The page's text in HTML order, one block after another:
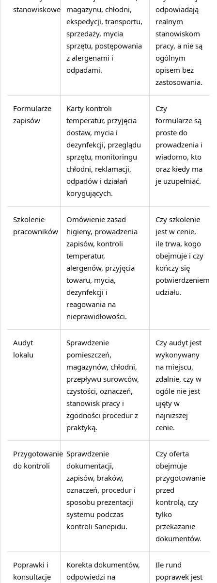
stanowiskowe
magazynu, chłodni,
ekspedycji, transportu,
sprzedaży, mycia
sprzętu, postępowania
z alergenami i
odpadami.
odpowiadają
realnym
stanowiskom
pracy, a nie są
ogólnym
opisem bez
zastosowania.
Formularze
zapisów
Karty kontroli
temperatur, przyjęcia
dostaw, mycia i
dezynfekcji, przeglądu
sprzętu, monitoringu
chłodni, reklamacji,
odpadów i działań
korygujących.
Czy
formularze są
proste do
prowadzenia i
wiadomo, kto
oraz kiedy ma
je uzupełniać.
Szkolenie
pracowników
Omówienie zasad
higieny, prowadzenia
zapisów, kontroli
temperatur,
alergenów, przyjęcia
towaru, mycia,
dezynfekcji i
reagowania na
nieprawidłowości.
Czy szkolenie
jest w cenie,
ile trwa, kogo
obejmuje i czy
kończy się
potwierdzeniem
udziału.
Audyt
lokalu
Sprawdzenie
pomieszczeń,
magazynów, chłodni,
przepływu surowców,
czystości, oznaczeń,
stanowisk pracy i
zgodności procedur z
praktyką.
Czy audyt jest
wykonywany
na miejscu,
zdalnie, czy w
ogóle nie jest
ujęty w
najniższej
cenie.
Przygotowanie
do kontroli
Sprawdzenie
dokumentacji,
zapisów, braków,
oznaczeń, procedur i
sposobu prezentacji
systemu podczas
kontroli Sanepidu.
Czy oferta
obejmuje
przygotowanie
przed
kontrolą, czy
tylko
przekazanie
dokumentów.
Poprawki i
konsultacje
Korekta dokumentów,
odpowiedzi na
Ile rund
poprawek jest